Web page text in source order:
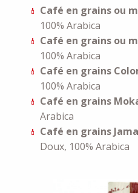
Café en grains ou
100% Arabica
Café en grains ou
100% Arabica
Café en grains
100% Arabica
Café en grains
Arabica
Café en grains
Doux, 100% Arabica